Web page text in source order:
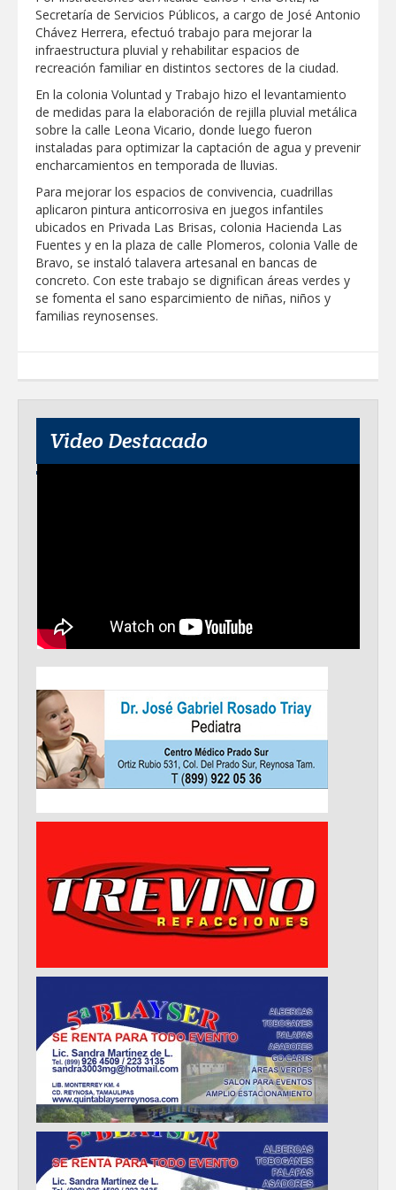
GOBIERNO MUNICIPAL ACERCA
SERVICIOS Y APOYOS A FAMILIAS CON
“PRESIDENCIA CERQUITA DE TI”
Impulsa STPS ferias del empleo para
jóvenes en tres regiones de Tamaulipas
Felicitó Carlos Peña Ortiz a más de 390
egresados de la Universidad Tecnológica
de Tamaulipas Norte
GOBIERNO DE CARMEN LILIA
CANTUROSAS INVIERTE EN
INFRAESTRUCTURA HÍDRICA PARA
GARANTIZAR UN MEJOR SERVICIO DE
AGUA POTABLE
Facilita DIF Tamaulipas trámite de
credencial y placas de circulación para
personas con discapacidad
CARMEN LILIA CANTUROSAS
REFERENTE DE ENERGÍA LIMPIA EN
TAMAULIPAS
Destacó Alcalde Carlos Peña Ortiz
respuesta inmediata de servicios
municipales ante tormenta
Entregó Carlos Peña Ortiz apoyos de
"Mamá Luchona", acompañado por la
Senadora Maki Esther Ortiz Domínguez
Intensificó Municipio programa de
bacheo en cuatro colonias de Reynosa
Secretaría de Servicios Públicos, a cargo de José Antonio
Chávez Herrera, efectuó trabajo para mejorar la
infraestructura pluvial y rehabilitar espacios de
recreación familiar en distintos sectores de la ciudad.
En la colonia Voluntad y Trabajo hizo el levantamiento
de medidas para la elaboración de rejilla pluvial metálica
sobre la calle Leona Vicario, donde luego fueron
instaladas para optimizar la captación de agua y prevenir
encharcamientos en temporada de lluvias.
Para mejorar los espacios de convivencia, cuadrillas
aplicaron pintura anticorrosiva en juegos infantiles
ubicados en Privada Las Brisas, colonia Hacienda Las
Fuentes y en la plaza de calle Plomeros, colonia Valle de
Bravo, se instaló talavera artesanal en bancas de
concreto. Con este trabajo se dignifican áreas verdes y
se fomenta el sano esparcimiento de niñas, niños y
familias reynosenses.
Video Destacado